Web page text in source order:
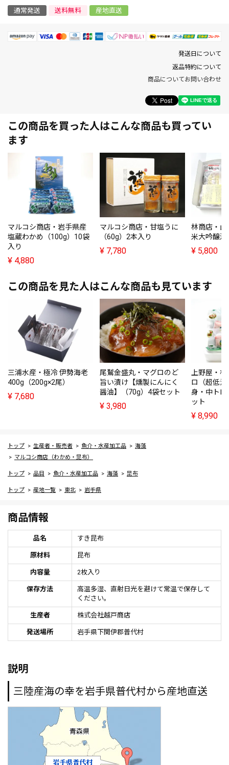
通常発送 送料無料 産地直送
発送日について
返品特約について
商品についてお問い合わせ
この商品を買った人はこんな商品も買ってい
ます
マルコシ商店・岩手県産
塩蔵わかめ（100g）10袋
入り
¥ 4,880
マルコシ商店・甘塩うに
（60g）2本入り
¥ 7,780
林商店・
米大吟醸
¥ 5,800
この商品を見た人はこんな商品も見ています
三浦水産・極冷 伊勢海老
400g（200g×2尾）
¥ 7,680
尾鷲金盛丸・マグロのど
旨い漬け【燻製にんにく
醤油】（70g）4袋セット
¥ 3,980
上野屋・
ロ（超低
身・中ト
ット
¥ 8,990
トップ 生産者・販売者 魚介・水産加工品
海藻
マルコシ商店（わかめ・昆布）
トップ 品目 魚介・水産加工品 海藻 昆布
トップ 産地一覧 東北 岩手県
商品情報
品名 すき昆布
原材料 昆布
内容量 2枚入り
保存方法
高温多湿、直射日光を避けて常温で保存して
ください。
生産者 株式会社越戸商店
発送場所 岩手県下関伊郡普代村
説明
三陸産海の幸を岩手県普代村から産地直送